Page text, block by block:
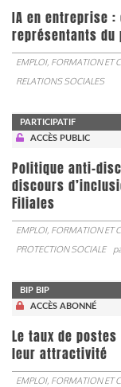
IA en entreprise
représentants du
EMPLOI, FORMATION ET
RELATIONS SOCIALES
PARTICIPATIF
ACCÈS PUBLIC
Politique anti-
discours
Filiales
EMPLOI, FORMATION ET
PROTECTION SOCIALE
BIP BIP
ACCÈS ABONNÉ
Le taux de
leur attractivité
EMPLOI, FORMATION ET